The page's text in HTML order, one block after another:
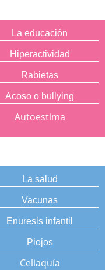
La educación
Hiperactividad
Rabietas
Acoso o bullying
Autoestima
La salud
Vacunas
Enuresis infantil
Piojos
Celiaquía